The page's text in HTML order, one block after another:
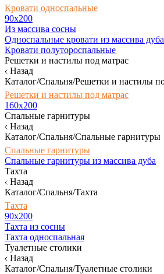
Кровати односпальные
90х200
Из массива сосны
Односпальные кровати из массива дуба
Кровати полутороспальные
Решетки и настилы под матрас
Назад
Каталог/Спальня/Решетки и настилы
Решетки и настилы под матрас
160х200
Спальные гарнитуры
Назад
Каталог/Спальня/Спальные гарнитуры
Спальные гарнитуры
Спальные гарнитуры из массива дуба
Тахта
Назад
Каталог/Спальня/Тахта
Тахта
90х200
Тахта из сосны
Тахта односпальная
Туалетные столики
Назад
Каталог/Спальня/Туалетные столики